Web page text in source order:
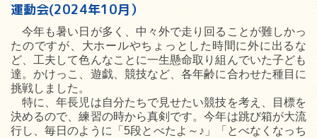
運動会(2024年10月）
今年も暑い日が多く、中々外で走り回ることが難しかっ
たのですが、大ホールやちょっとした時間に外に出るな
ど、工夫して色んなことに一生懸命取り組んでいた子ども
達。かけっこ、遊戯、競技など、各年齢に合わせた種目に
挑戦しました。
特に、年長児は自分たちで見せたい競技を考え、目標を
決めるので、練習の時から真剣です。今年は跳び箱が大流
行し、毎日のように「5段とべたよ～♪」「とべなくなっち